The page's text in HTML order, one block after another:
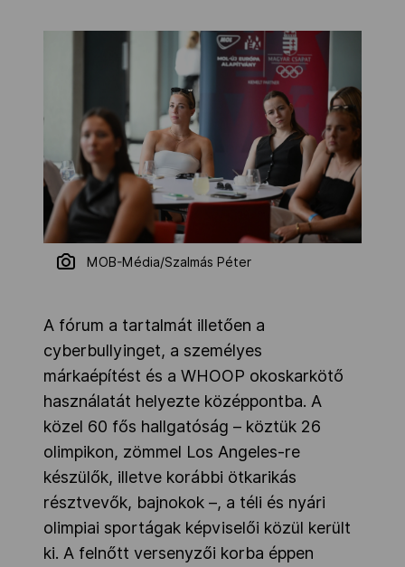
MOB-Média/Szalmás Péter
A fórum a tartalmát illetően a
cyberbullyinget, a személyes
márkaépítést és a WHOOP okoskarkötő
használatát helyezte középpontba. A
közel 60 fős hallgatóság – köztük 26
olimpikon, zömmel Los Angeles-re
készülők, illetve korábbi ötkarikás
résztvevők, bajnokok –, a téli és nyári
olimpiai sportágak képviselői közül került
ki. A felnőtt versenyzői korba éppen